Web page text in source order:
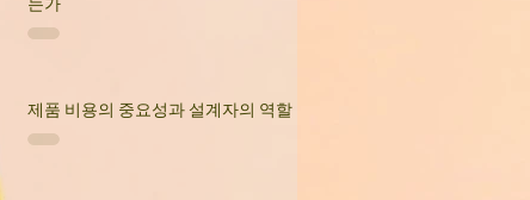
제품 비용의 중요성과 설계자의 역할